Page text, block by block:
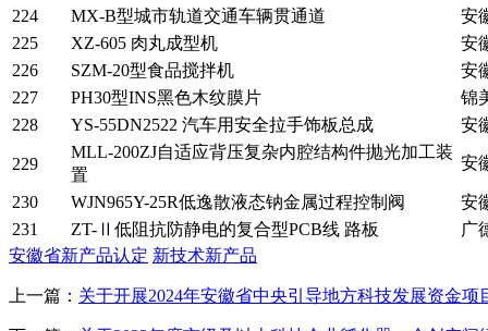
224
MX-B型城市轨道交通车辆贯通道
安
225
XZ-605 肉丸成型机
安
226
SZM-20型食品搅拌机
安
227
PH30型INS黑色木纹膜片
锦
228
YS-55DN2522 汽车用安全拉手饰板总成 安
229
MLL-200ZJ自适应背压复杂内腔结构件抛光加工装
置
安
230 WJN965Y-25R低逸散液态钠金属过程控制阀
安
231
ZT-Ⅱ低阻抗防静电的复合型PCB线 路板
广
安徽省新产品认定 新技术新产品
上一篇： 关于开展2024年安徽省中央引导地方科技发展资金项